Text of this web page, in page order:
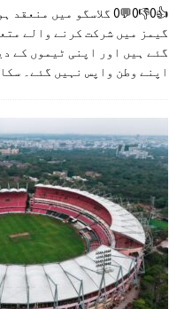
👍0👎0💬0 گلاسگو میں
گیمز میں شرکت کرنے والے
گئے ہیں اور اپنی ٹیموں کے
اپنے وطن واپس نہیں گئے۔